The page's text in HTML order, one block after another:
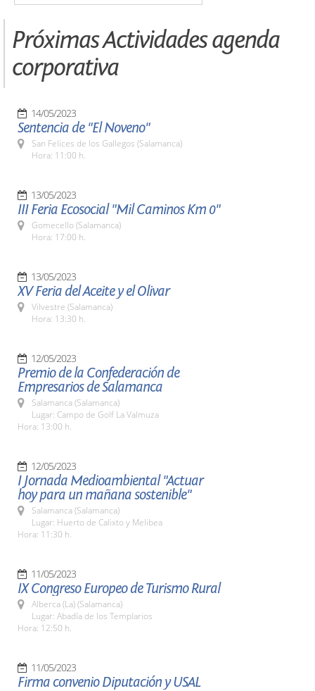
Próximas Actividades agenda
corporativa
14/05/2023
Sentencia de "El Noveno"
San Felices de los Gallegos (Salamanca)
Hora: 11:00 h.
13/05/2023
III Feria Ecosocial "Mil Caminos Km 0"
Gomecello (Salamanca)
Hora: 17:00 h.
13/05/2023
XV Feria del Aceite y el Olivar
Vilvestre (Salamanca)
Hora: 13:30 h.
12/05/2023
Premio de la Confederación de
Empresarios de Salamanca
Salamanca (Salamanca)
Lugar: Campo de Golf La Valmuza
Hora: 13:00 h.
12/05/2023
I Jornada Medioambiental "Actuar
hoy para un mañana sostenible"
Salamanca (Salamanca)
Lugar: Huerto de Calixto y Melibea
Hora: 11:30 h.
11/05/2023
IX Congreso Europeo de Turismo Rural
Alberca (La) (Salamanca)
Lugar: Abadía de los Templarios
Hora: 12:50 h.
11/05/2023
Firma convenio Diputación y USAL